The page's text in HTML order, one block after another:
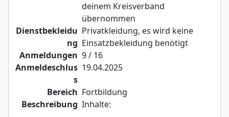
deinem Kreisverband
übernommen
Dienstbekleidu
ng
Privatkleidung, es wird keine
Einsatzbekleidung benötigt
Anmeldungen 9 / 16
Anmeldeschlus
s
19.04.2025
Bereich Fortbildung
Beschreibung Inhalte: